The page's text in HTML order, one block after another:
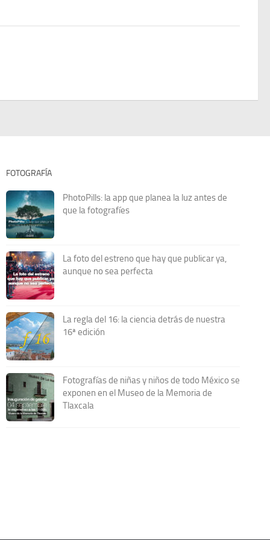
FOTOGRAFÍA
PhotoPills: la app que planea la luz antes de
que la fotografíes
La foto del estreno que hay que publicar ya,
aunque no sea perfecta
La regla del 16: la ciencia detrás de nuestra
16ª edición
Fotografías de niñas y niños de todo México se
exponen en el Museo de la Memoria de
Tlaxcala